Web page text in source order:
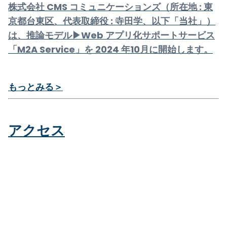
株式会社 CMS コミュニケーションズ（所在地 : 東
京都台東区、代表取締役 : 寺田学、以下「当社」）
は、推論モデル▶Web アプリ化サポートサービス
「M2A Service」を 2024 年10月に開始します。
もっとみる＞
アクセス